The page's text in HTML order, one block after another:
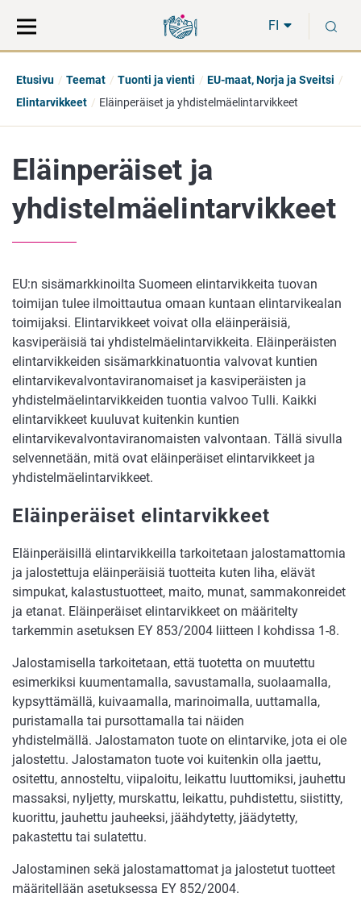
suoraan
sisältöön
koko
sivuston
FI
Etusivu Teemat Tuonti ja vienti
EU-maat, Norja ja Sveitsi
Elintarvikkeet
Eläinperäiset ja yhdistelmäelintarvikkeet
Eläinperäiset ja
yhdistelmäelintarvikkeet
EU:n sisämarkkinoilta Suomeen elintarvikkeita tuovan
toimijan tulee ilmoittautua omaan kuntaan elintarvikealan
toimijaksi. Elintarvikkeet voivat olla eläinperäisiä,
kasviperäisiä tai yhdistelmäelintarvikkeita. Eläinperäisten
elintarvikkeiden sisämarkkinatuontia valvovat kuntien
elintarvikevalvontaviranomaiset ja kasviperäisten ja
yhdistelmäelintarvikkeiden tuontia valvoo Tulli. Kaikki
elintarvikkeet kuuluvat kuitenkin kuntien
elintarvikevalvontaviranomaisten valvontaan. Tällä sivulla
selvennetään, mitä ovat eläinperäiset elintarvikkeet ja
yhdistelmäelintarvikkeet.
Eläinperäiset elintarvikkeet
Eläinperäisillä elintarvikkeilla tarkoitetaan jalostamattomia
ja jalostettuja eläinperäisiä tuotteita kuten liha, elävät
simpukat, kalastustuotteet, maito, munat, sammakonreidet
ja etanat. Eläinperäiset elintarvikkeet on määritelty
tarkemmin asetuksen EY 853/2004 liitteen I kohdissa 1-8.
Jalostamisella tarkoitetaan, että tuotetta on muutettu
esimerkiksi kuumentamalla, savustamalla, suolaamalla,
kypsyttämällä, kuivaamalla, marinoimalla, uuttamalla,
puristamalla tai pursottamalla tai näiden
yhdistelmällä. Jalostamaton tuote on elintarvike, jota ei ole
jalostettu. Jalostamaton tuote voi kuitenkin olla jaettu,
ositettu, annosteltu, viipaloitu, leikattu luuttomiksi, jauhettu
massaksi, nyljetty, murskattu, leikattu, puhdistettu, siistitty,
kuorittu, jauhettu jauheeksi, jäähdytetty, jäädytetty,
pakastettu tai sulatettu.
Jalostaminen sekä jalostamattomat ja jalostetut tuotteet
määritellään asetuksessa EY 852/2004.